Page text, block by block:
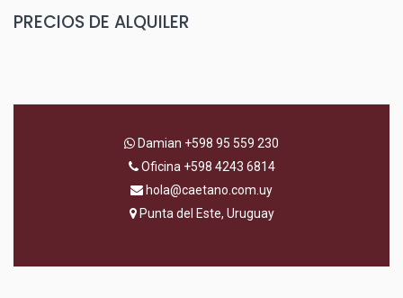
PRECIOS DE ALQUILER
Damian +598 95 559 230
Oficina +598 4243 6814
hola@caetano.com.uy
Punta del Este, Uruguay